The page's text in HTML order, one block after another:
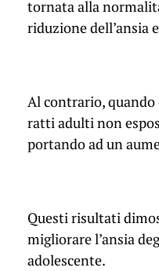
tornata alla
riduzione dell’ansia
Al contrario,
ratti adulti non
portando ad un
Questi risultati
migliorare l’ansia
adolescente.